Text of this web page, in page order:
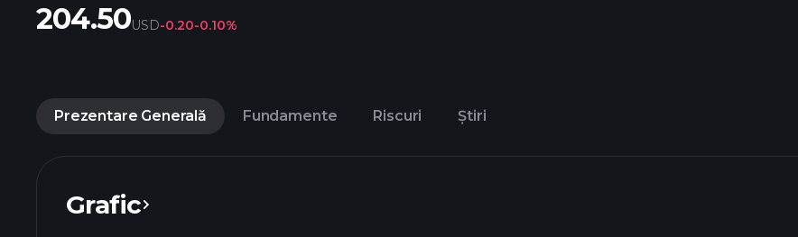
204.50USD-0.20-0.10%
Prezentare Generală Fundamente Riscuri Știri
Grafic